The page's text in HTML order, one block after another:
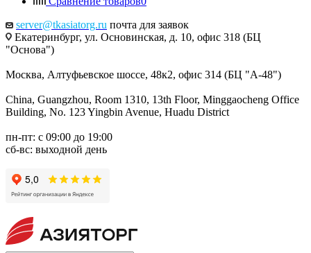
server@tkasiatorg.ru почта для заявок
Екатеринбург, ул. Основинская, д. 10, офис 318 (БЦ
"Основа")
Москва, Алтуфьевское шоссе, 48к2, офис 314 (БЦ "А-48")
China, Guangzhou, Room 1310, 13th Floor, Minggaocheng Office
Building, No. 123 Yingbin Avenue, Huadu District
пн-пт: с 09:00 до 19:00
сб-вс: выходной день